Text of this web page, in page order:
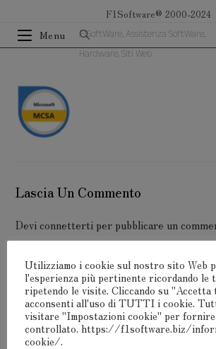
contenuto
F1Software® 2000-2024
Menu
F1SoftWare, Assistenza SoftWare,
Hardware, Siti Web
Lascia Un Commento
Deviconnetterti per pubblicare un
F1Software® 2000-2024
Utilizziamo i cookie sul nostro sito Web
l'esperienza più pertinente ricordando le
ripetendo le visite. Cliccando su
acconsenti all'uso di TUTTI i cookie.
visitare "Impostazioni cookie" per fornire
controllato. https://f1software.biz/
cookie/.